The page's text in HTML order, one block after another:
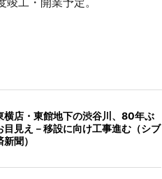
横店・東館地下の渋谷川、80年ぶ
目見え－移設に向け工事進む（シブ
聞）